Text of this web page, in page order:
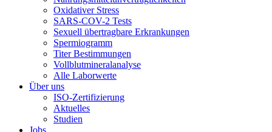
Oxidativer Stress
SARS-COV-2 Tests
Sexuell übertragbare Erkrankungen
Spermiogramm
Titer Bestimmungen
Vollblutmineralanalyse
Alle Laborwerte
Über uns
ISO-Zertifizierung
Aktuelles
Studien
Jobs